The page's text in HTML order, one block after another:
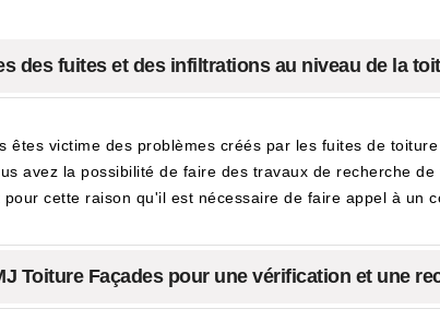
des fuites et des infiltrations au niveau de la
êtes victime des problèmes créés par les fuites de
avez la possibilité de faire des travaux de recherche
cette raison qu'il est nécessaire de faire appel à un
Toiture Façades pour une vérification et une